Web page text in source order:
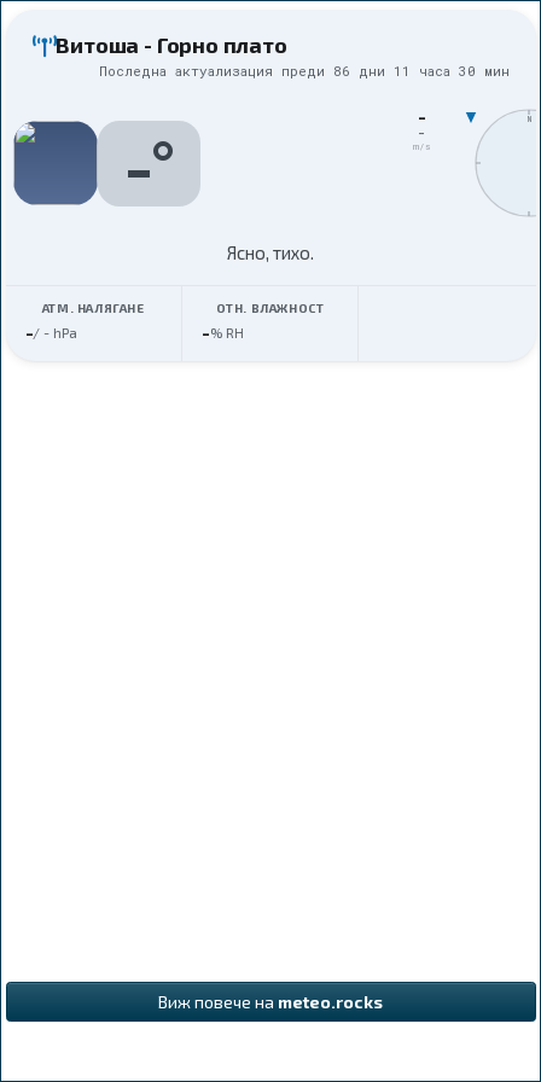
Витоша - Горно плато
Последна актуализация преди 86 дни 11 часа 30 мин
-°
N
-
-
m/s
Ясно, тихо.
АТМ. НАЛЯГАНЕ
-/ - hPa
ОТН. ВЛАЖНОСТ
-% RH
Виж повече на meteo.rocks